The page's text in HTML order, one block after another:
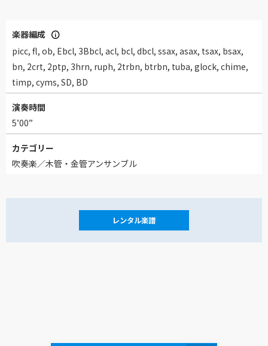
楽器編成
picc, fl, ob, Ebcl, 3Bbcl, acl, bcl, dbcl, ssax, asax, tsax, bsax,
bn, 2crt, 2ptp, 3hrn, ruph, 2trbn, btrbn, tuba, glock, chime,
timp, cyms, SD, BD
演奏時間
5’00”
カテゴリー
吹奏楽／木管・金管アンサンブル
レンタル楽譜